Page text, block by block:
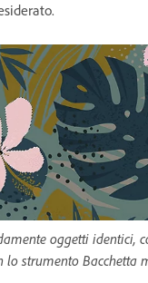
oggetti identici,
lo strumento Bacchetta